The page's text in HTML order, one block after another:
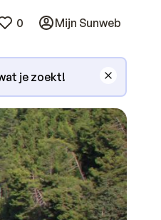
0 Mijn Sunweb
je zoekt!